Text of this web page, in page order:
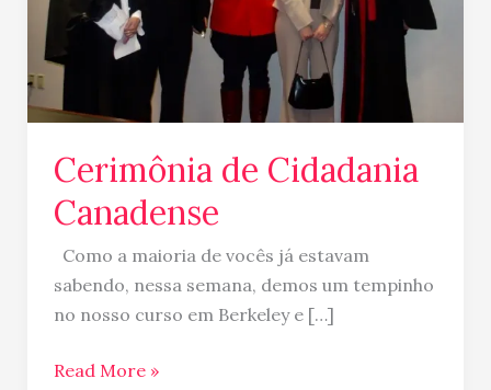
Cerimônia de Cidadania
Canadense
Como a maioria de vocês já estavam
sabendo, nessa semana, demos um tempinho
no nosso curso em Berkeley e […]
Read More »